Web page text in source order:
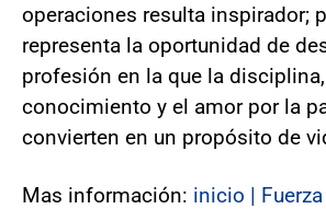
operaciones resulta inspirador;
representa la oportunidad de
profesión en la que la
conocimiento y el amor por la
convierten en un propósito de
Mas información: inicio |